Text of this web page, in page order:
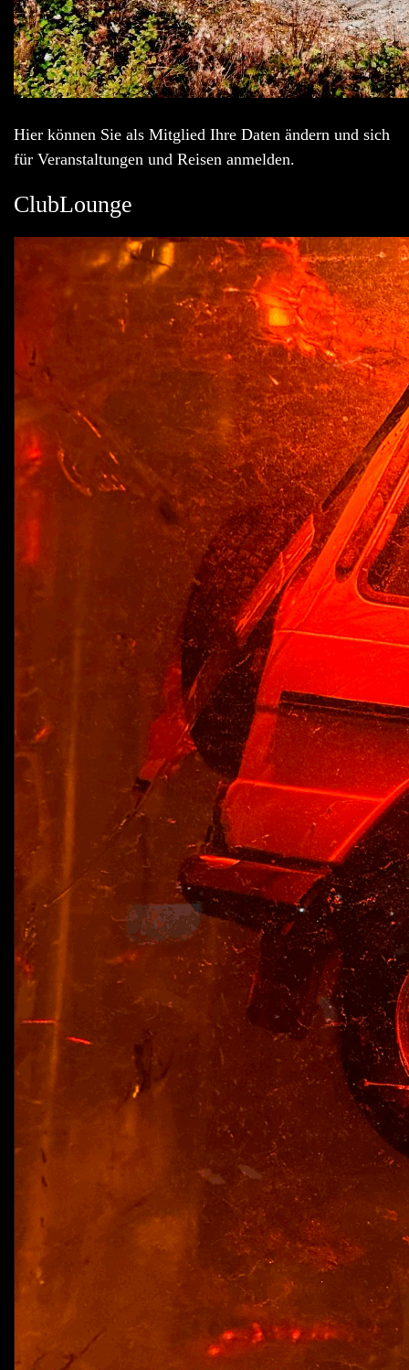
Hier können Sie als Mitglied Ihre Daten ändern und sich
für Veranstaltungen und Reisen anmelden.
ClubLounge